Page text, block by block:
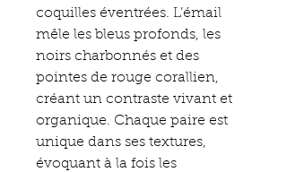
coquilles éventrées. L’émail
mêle les bleus profonds, les
noirs charbonnés et des
pointes de rouge corallien,
créant un contraste vivant et
organique. Chaque paire est
unique dans ses textures,
évoquant à la fois les